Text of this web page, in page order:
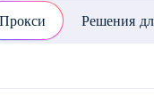
Прокси Решения